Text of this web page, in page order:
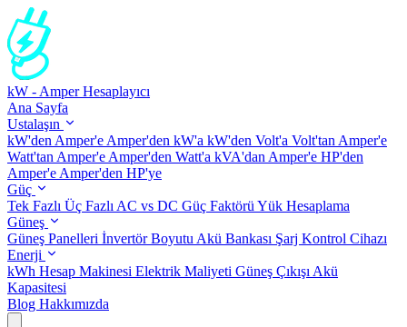
kW - Amper Hesaplayıcı
Ana Sayfa
Ustalaşın
kW'den Amper'e Amper'den kW'a kW'den Volt'a Volt'tan Amper'e
Watt'tan Amper'e Amper'den Watt'a kVA'dan Amper'e HP'den
Amper'e Amper'den HP'ye
Güç
Tek Fazlı Üç Fazlı AC vs DC Güç Faktörü Yük Hesaplama
Güneş
Güneş Panelleri İnvertör Boyutu Akü Bankası Şarj Kontrol Cihazı
Enerji
kWh Hesap Makinesi Elektrik Maliyeti Güneş Çıkışı Akü
Kapasitesi
Blog Hakkımızda